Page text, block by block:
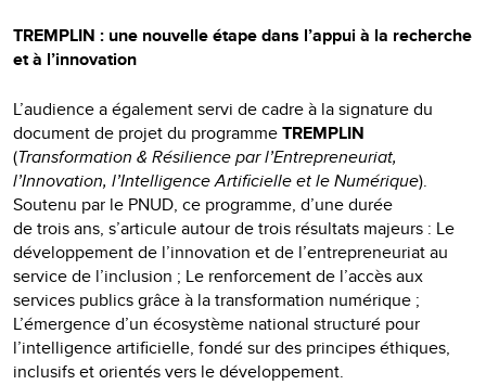
TREMPLIN : une nouvelle étape dans l’appui à la recherche
et à l’innovation
L’audience a également servi de cadre à la signature du
document de projet du programmeTREMPLIN
(Transformation & Résilience par l’Entrepreneuriat,
l’Innovation, l’Intelligence Artificielle et le Numérique).
Soutenu par le PNUD, ce programme, d’une durée
de trois ans, s’articule autour de trois résultats majeurs : Le
développement de l’innovation et de l’entrepreneuriat au
service de l’inclusion ; Le renforcement de l’accès aux
services publics grâce à la transformation numérique ;
L’émergence d’un écosystème national structuré pour
l’intelligence artificielle, fondé sur des principes éthiques,
inclusifs et orientés vers le développement.